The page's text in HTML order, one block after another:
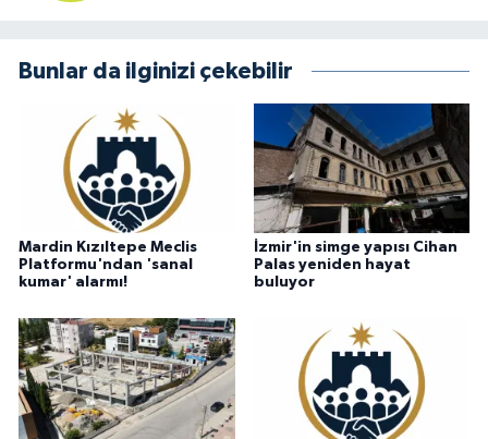
Bunlar da ilginizi çekebilir
Mardin Kızıltepe Meclis
Platformu'ndan 'sanal
kumar' alarmı!
İzmir'in simge yapısı Cihan
Palas yeniden hayat
buluyor